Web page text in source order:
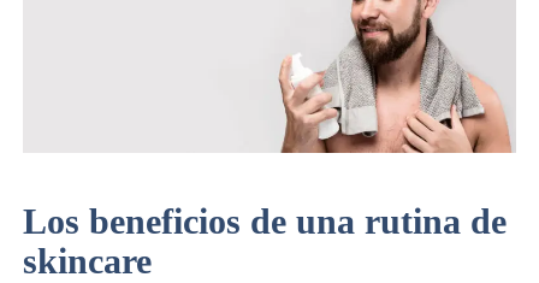
Los beneficios de una rutina de
skincare